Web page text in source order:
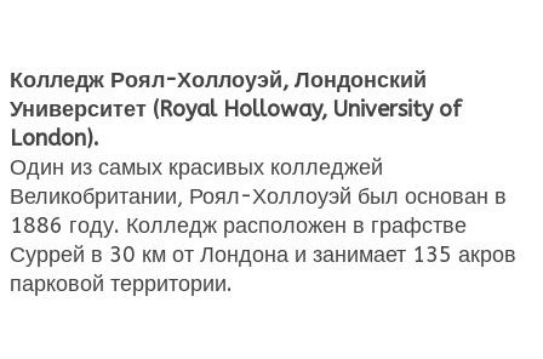
Колледж Роял-Холлоуэй, Лондонский
Университет (Royal Holloway, University of
London).
Один из самых красивых колледжей
Великобритании, Роял-Холлоуэй был основан в
1886 году. Колледж расположен в графстве
Суррей в 30 км от Лондона и занимает 135 акров
парковой территории.